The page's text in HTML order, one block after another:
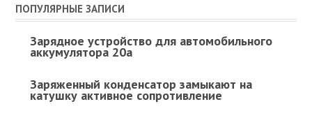
ПОПУЛЯРНЫЕ ЗАПИСИ
Зарядное устройство для автомобильного
аккумулятора 20а
Заряженный конденсатор замыкают на
катушку активное сопротивление